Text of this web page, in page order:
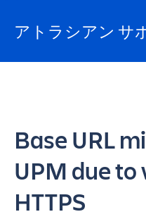
アトラシアン サ
Base URL
UPM due
HTTPS